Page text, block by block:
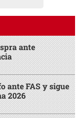
ante
ante FAS y sigue
2026